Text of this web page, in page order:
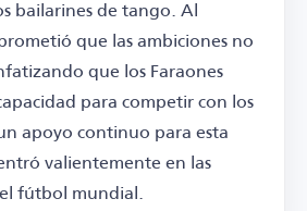
bailarines de tango. Al
que las ambiciones no
que los Faraones
para competir con los
apoyo continuo para esta
valientemente en las
fútbol mundial.